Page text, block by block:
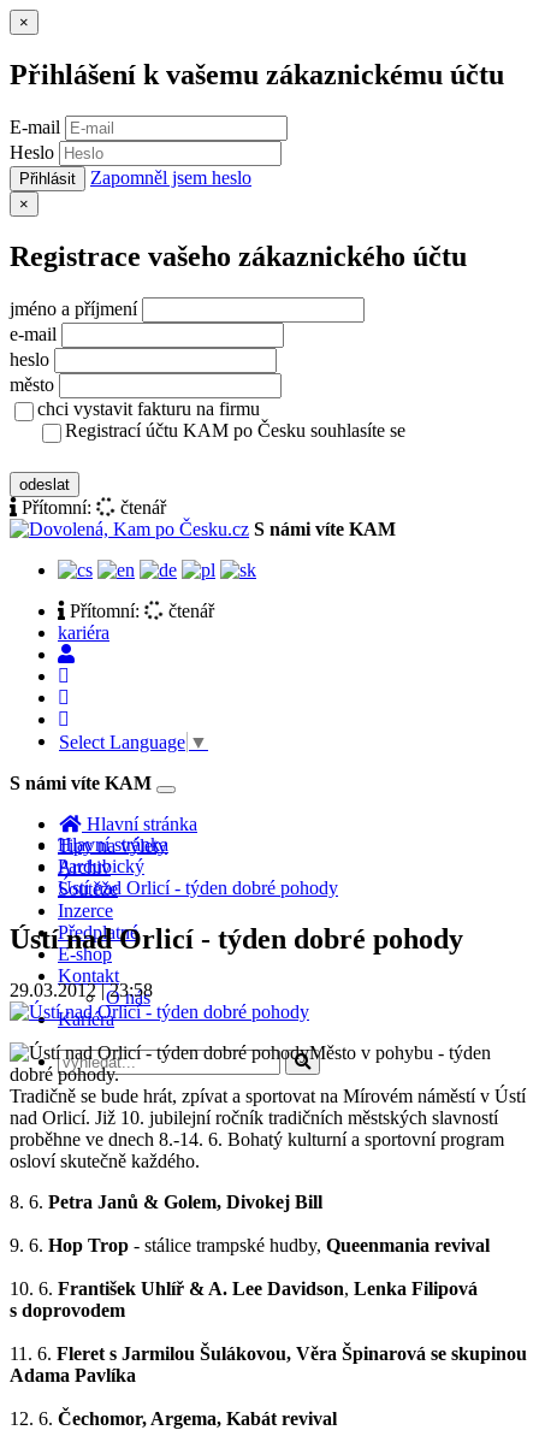
×
Přihlášení k vašemu zákaznickému účtu
E-mail
Heslo
Přihlásit Zapomněl jsem heslo
×
Registrace vašeho zákaznického účtu
jméno a příjmení
e-mail
heslo
město
chci vystavit fakturu na firmu
Registrací účtu KAM po Česku souhlasíte se
odeslat
Přítomní:
čtenář
S námi víte KAM
Přítomní:
čtenář
kariéra
Select Language ▼
S námi víte KAM
Toggle
navigation
Hlavní stránka
Tipy na výlety
Archiv
Soutěže
Inzerce
Předplatné
E-shop
Kontakt
O nás
Kariéra
Hlavní stránka
Pardubický
Ústí nad Orlicí - týden dobré pohody
Ústí nad Orlicí - týden dobré pohody
29.03.2012 | 23:58
Město v pohybu - týden
dobré pohody.
Tradičně se bude hrát, zpívat a sportovat na Mírovém náměstí v Ústí
nad Orlicí. Již 10. jubilejní ročník tradičních městských slavností
proběhne ve dnech 8.-14. 6. Bohatý kulturní a sportovní program
osloví skutečně každého.
8. 6. Petra Janů & Golem, Divokej Bill
9. 6. Hop Trop - stálice trampské hudby, Queenmania revival
10. 6. František Uhlíř & A. Lee Davidson, Lenka Filipová
s doprovodem
11. 6. Fleret s Jarmilou Šulákovou, Věra Špinarová se skupinou
Adama Pavlíka
12. 6. Čechomor, Argema, Kabát revival